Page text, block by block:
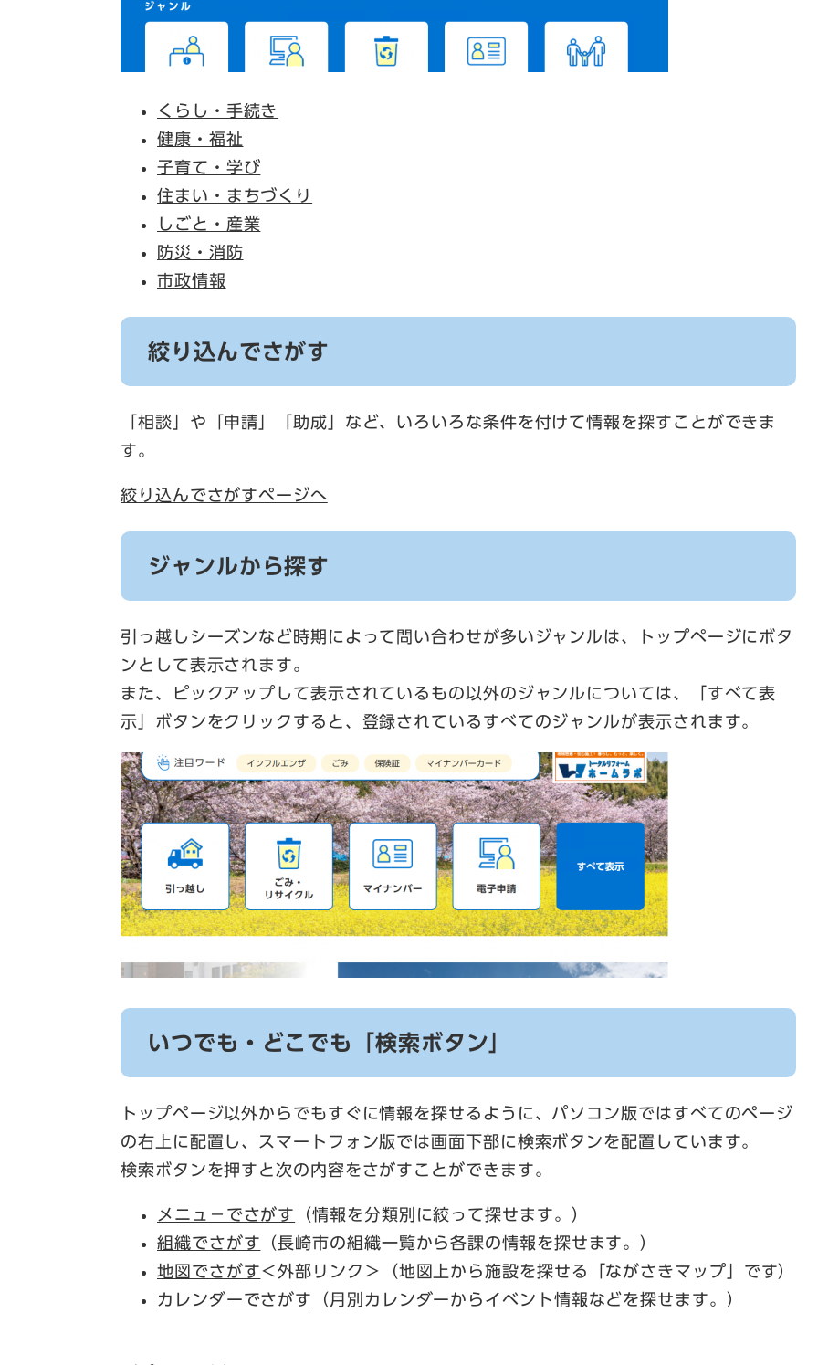
くらし・手続き
健康・福祉
子育て・学び
住まい・まちづくり
しごと・産業
防災・消防
市政情報
絞り込んでさがす
「相談」や「申請」「助成」など、いろいろな条件を付けて情報を探すことができま
す。
絞り込んでさがすページへ
ジャンルから探す
引っ越しシーズンなど時期によって問い合わせが多いジャンルは、トップページにボタ
ンとして表示されます。
また、ピックアップして表示されているもの以外のジャンルについては、「すべて表
示」ボタンをクリックすると、登録されているすべてのジャンルが表示されます。
いつでも・どこでも「検索ボタン」
トップページ以外からでもすぐに情報を探せるように、パソコン版ではすべてのページ
の右上に配置し、スマートフォン版では画面下部に検索ボタンを配置しています。
検索ボタンを押すと次の内容をさがすことができます。
メニュ－でさがす
（情報を分類別に絞って探せます。）
組織でさがす （長崎市の組織一覧から各課の情報を探せます。）
地図でさがす＜外部リンク＞
（地図上から施設を探せる「ながさきマップ」です）
カレンダーでさがす
（月別カレンダーからイベント情報などを探せます。）